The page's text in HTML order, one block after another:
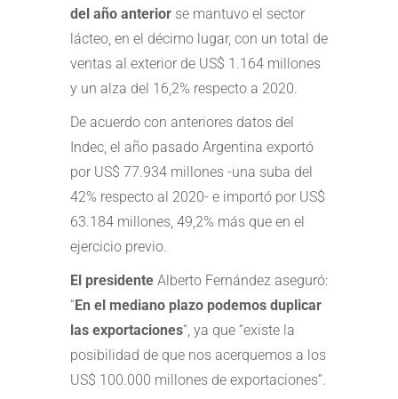
del año anterior se mantuvo el sector
lácteo, en el décimo lugar, con un total de
ventas al exterior de US$ 1.164 millones
y un alza del 16,2% respecto a 2020.
De acuerdo con anteriores datos del
Indec, el año pasado Argentina exportó
por US$ 77.934 millones -una suba del
42% respecto al 2020- e importó por US$
63.184 millones, 49,2% más que en el
ejercicio previo.
El presidente Alberto Fernández aseguró:
“En el mediano plazo podemos duplicar
las exportaciones“, ya que “existe la
posibilidad de que nos acerquemos a los
US$ 100.000 millones de exportaciones”.